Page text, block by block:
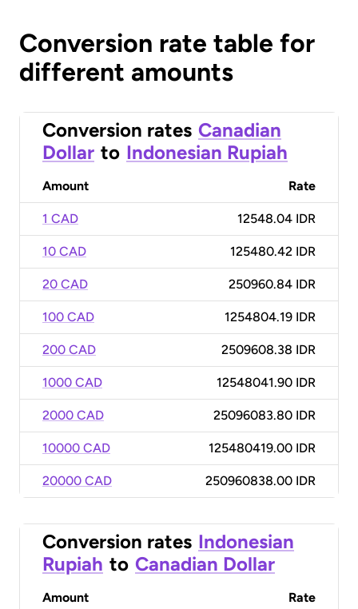
Conversion rate table for
different amounts
Conversion rates Canadian
Dollar to Indonesian Rupiah
Amount Rate
1 CAD 12548.04 IDR
10 CAD 125480.42 IDR
20 CAD 250960.84 IDR
100 CAD 1254804.19 IDR
200 CAD 2509608.38 IDR
1000 CAD 12548041.90 IDR
2000 CAD 25096083.80 IDR
10000 CAD 125480419.00 IDR
20000 CAD 250960838.00 IDR
Conversion rates Indonesian
Rupiah to Canadian Dollar
Amount Rate